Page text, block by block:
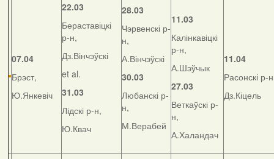
07.04
Брэст,
Ю.Янкевіч
22.03
Бераставіцкі
р-н,
Дз.Вінчэўскі
et al.
31.03
Лідскі р-н,
Ю.Квач
28.03
Чэрвенскі р-
н,
А.Вінчэўскі
30.03
Любанскі р-
н,
М.Верабей
11.03
Калінкавіцкі
р-н,
А.Шэўчык
27.03
Веткаўскі р-
н,
А.Халандач
11.04
Расонскі р-
Дз.Кіцель